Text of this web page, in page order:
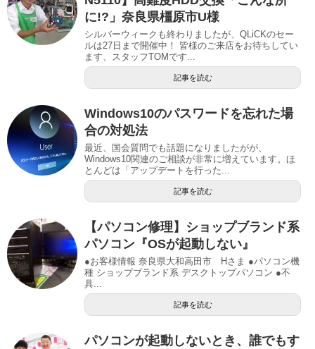
に!?」奈良県橿原市U様
シルバーウィークも終わりましたが、QLiCKのセー
ルは27日まで開催中！ 皆様のご来店をお待ちしてい
ます、スタッフTOMです...
記事を読む
Windows10のパスワードを忘れた場
合の対処法
最近、国会質問でも話題になりましたがが、
Windows10関連のご相談が非常に増えています。ほ
とんどは「アップデートを行った...
記事を読む
【パソコン修理】ショップブランド系
パソコン『OSが起動しない』
●お客様情報 奈良県大和高田市 Hさま ●パソコン機
種 ショップブランド系 デスクトップパソコン ●不
具...
記事を読む
パソコンが起動しないとき、誰でもす